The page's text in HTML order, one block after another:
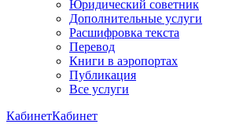
Юридический советник
Дополнительные услуги
Расшифровка текста
Перевод
Книги в аэропортах
Публикация
Все услуги
КабинетКабинет